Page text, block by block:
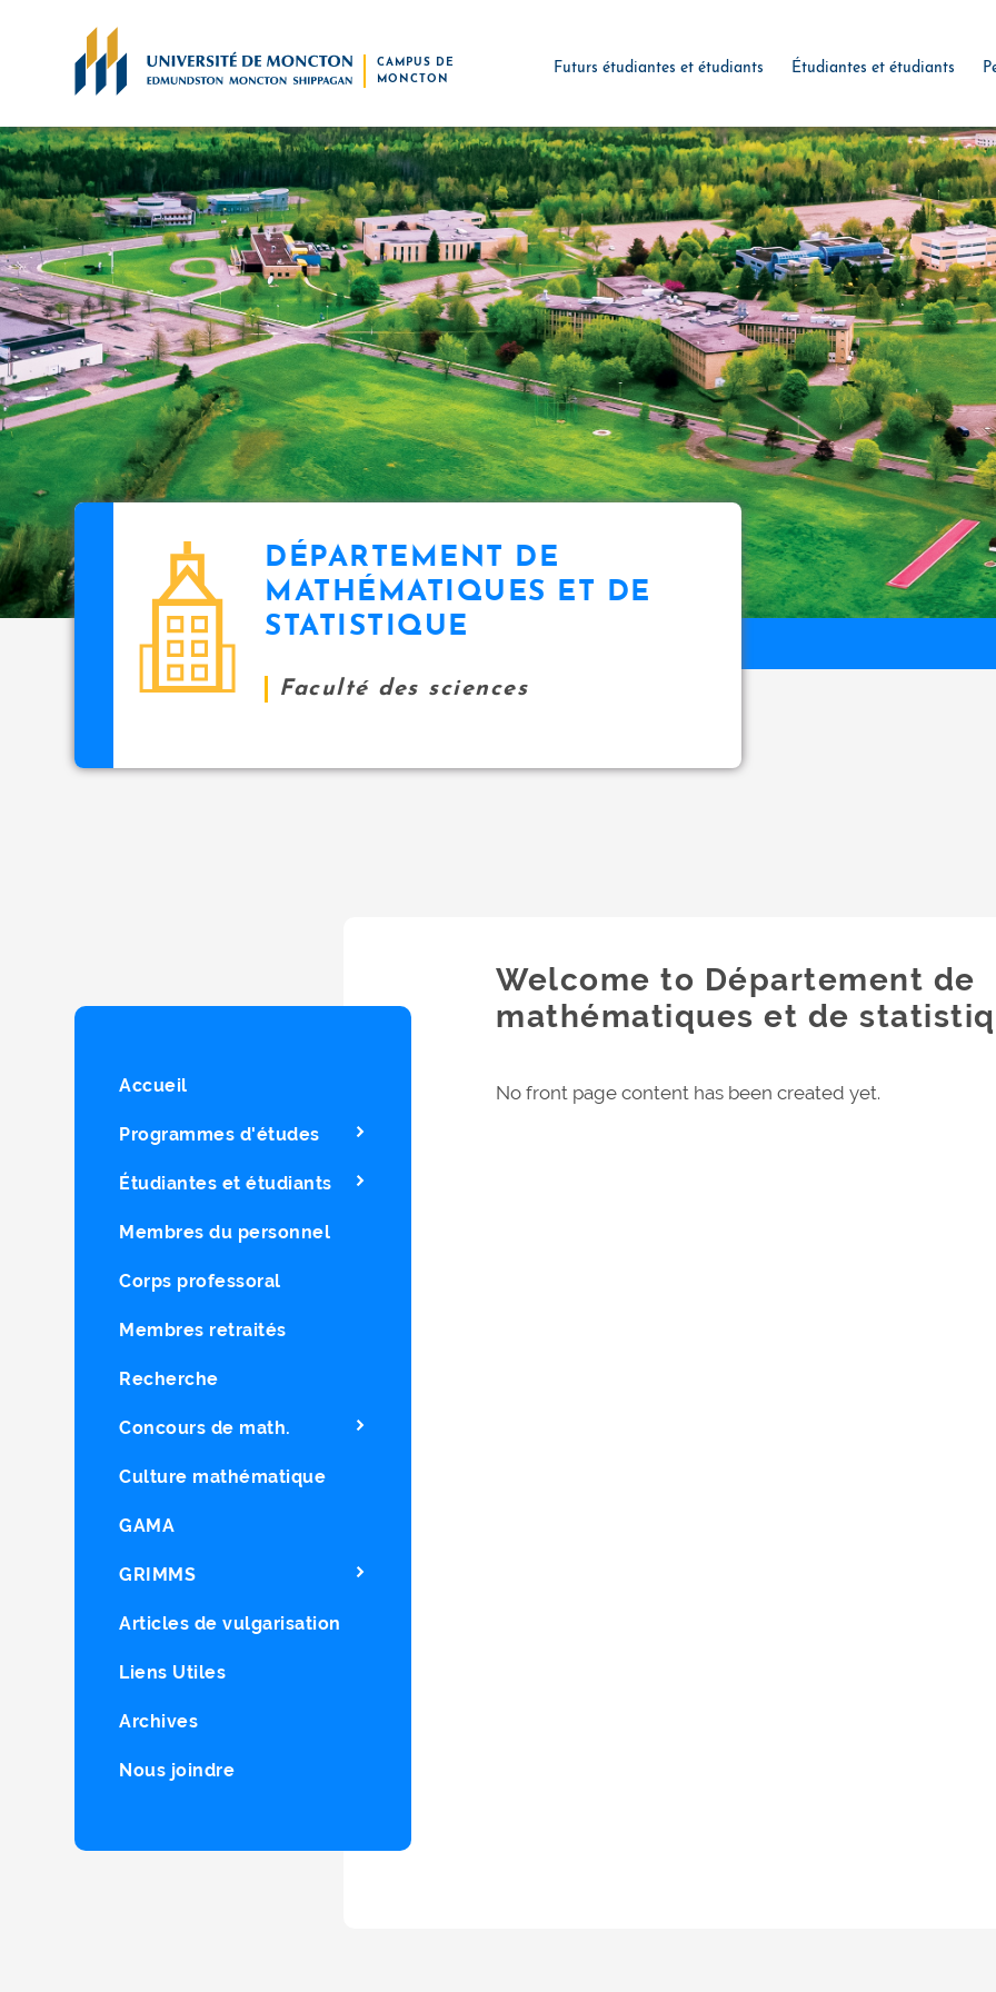
CAMPUS DE
MONCTON
Futurs étudiantes et étudiants Étudiantes et étudiants
DÉPARTEMENT DE
MATHÉMATIQUES ET DE
STATISTIQUE
Faculté des sciences
Accueil
Programmes d'études
Étudiantes et étudiants
Membres du personnel
Corps professoral
Membres retraités
Recherche
Concours de math.
Culture mathématique
GAMA
GRIMMS
Articles de vulgarisation
Liens Utiles
Archives
Nous joindre
Welcome to Département de
mathématiques et de
No front page content has been created yet.